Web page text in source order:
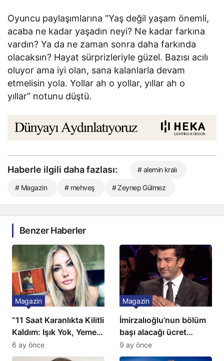
Oyuncu paylaşımlarına “Yaş değil yaşam önemli,
acaba ne kadar yaşadın neyi? Ne kadar farkına
vardın? Ya da ne zaman sonra daha farkında
olacaksın? Hayat sürprizleriyle güzel. Bazısı acılı
oluyor ama iyi olan, sana kalanlarla devam
etmelisin yola. Yollar ah o yollar, yıllar ah o
yıllar” notunu düştü.
Haberle ilgili daha fazlası: # alemin kralı
# Magazin # mehveş # Zeynep Gülmez
Benzer Haberler
“11 Saat Karanlıkta Kilitli
Kaldım: Işık Yok, Yemek
Yok, Tuvalet Yok!”
Çağla Şikel’den Şok
Magazin
6 ay önce
İmirzalıoğlu’nun bölüm
başı alacağı ücret
Türkiye’de bir ilk:
Gözünü 2 ilçeye dikti!
Magazin
9 ay önce